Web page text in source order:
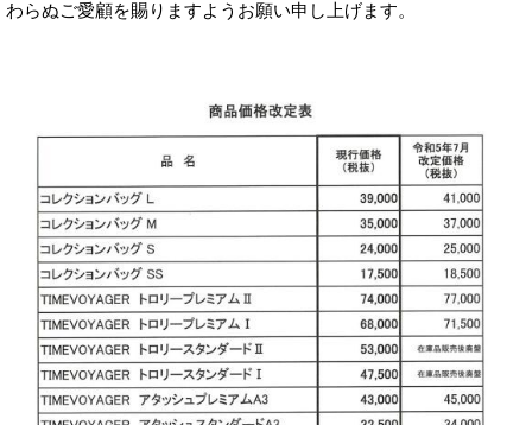
わらぬご愛顧を賜りますようお願い申し上げます。